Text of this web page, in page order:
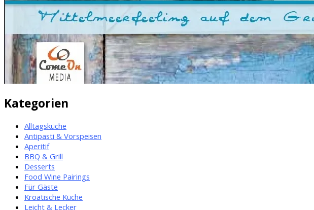
Kategorien
Alltagsküche
Antipasti & Vorspeisen
Aperitif
BBQ & Grill
Desserts
Food Wine Pairings
Für Gäste
Kroatische Küche
Leicht & Lecker